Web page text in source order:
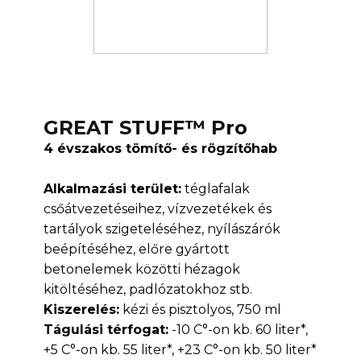
GREAT STUFF™ Pro
4 évszakos tömítő- és rögzítőhab
Alkalmazási terület: téglafalak
csőátvezetéseihez, vízvezetékek és
tartályok szigeteléséhez, nyílászárók
beépítéséhez, előre gyártott
betonelemek közötti hézagok
kitöltéséhez, padlózatokhoz stb.
Kiszerelés: kézi és pisztolyos, 750 ml
Tágulási térfogat: -10 C°-on kb. 60 liter*,
+5 C°-on kb. 55 liter*, +23 C°-on kb. 50 liter*